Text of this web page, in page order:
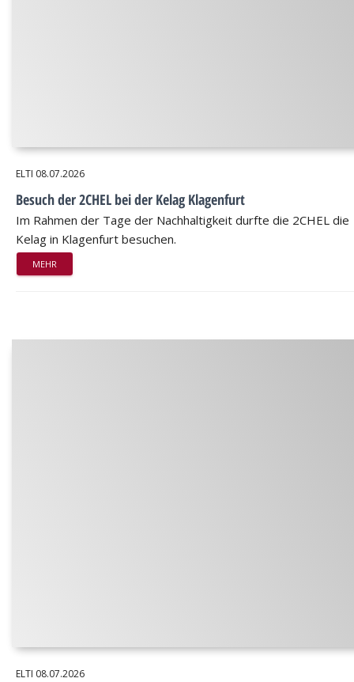
ELTI 08.07.2026
Besuch der 2CHEL bei der Kelag Klagenfurt
Im Rahmen der Tage der Nachhaltigkeit durfte die 2CHEL die
Kelag in Klagenfurt besuchen.
MEHR
ELTI 08.07.2026